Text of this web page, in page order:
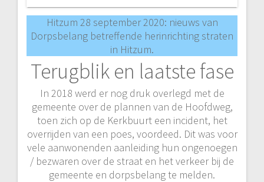
Hitzum 28 september 2020: nieuws van
Dorpsbelang betreffende herinrichting straten
in Hitzum.
Terugblik en laatste fase
In 2018 werd er nog druk overlegd met de
gemeente over de plannen van de Hoofdweg,
toen zich op de Kerkbuurt een incident, het
overrijden van een poes, voordeed. Dit was voor
vele aanwonenden aanleiding hun ongenoegen
/ bezwaren over de straat en het verkeer bij de
gemeente en dorpsbelang te melden.